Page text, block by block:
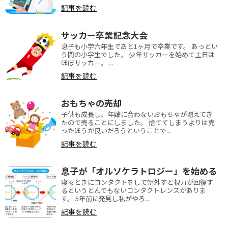
記事を読む
サッカー卒業記念大会
息子も小学六年生であと1ヶ月で卒業です。 あっとい
う間の小学生でした。 少年サッカーを始めて土日は
ほぼサッカー。 ...
記事を読む
おもちゃの売却
子供も成長し、年齢に合わないおもちゃが増えてき
たので売ることにしました。 捨ててしまうよりは売
ったほうが良いだろうということで...
記事を読む
息子が「オルソケラトロジー」を始める
寝るときにコンタクトをして朝外すと視力が回復す
るというとんでもないコンタクトレンズがありま
す。 5年前に発見し私がやろ...
記事を読む